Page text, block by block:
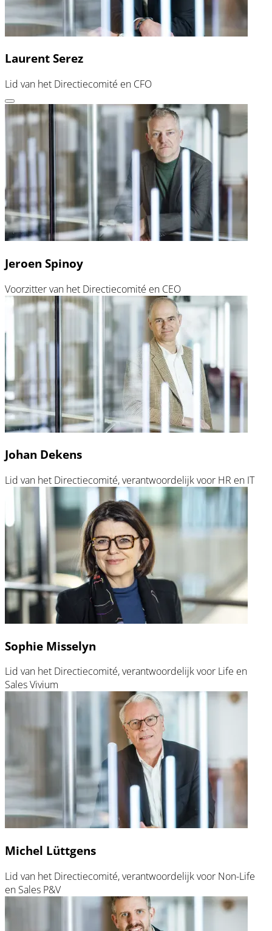
Laurent Serez
Lid van het Directiecomité en CFO
Jeroen Spinoy
Voorzitter van het Directiecomité en CEO
Johan Dekens
Lid van het Directiecomité, verantwoordelijk voor HR en IT
Sophie Misselyn
Lid van het Directiecomité, verantwoordelijk voor Life en
Sales Vivium
Michel Lüttgens
Lid van het Directiecomité, verantwoordelijk voor Non-Life
en Sales P&V